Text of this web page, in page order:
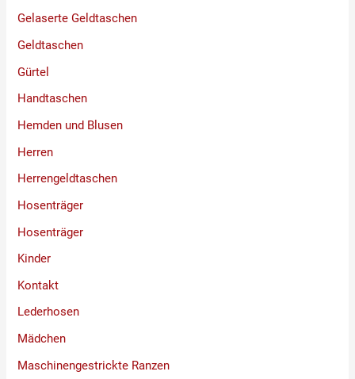
Gelaserte Geldtaschen
Geldtaschen
Gürtel
Handtaschen
Hemden und Blusen
Herren
Herrengeldtaschen
Hosenträger
Hosenträger
Kinder
Kontakt
Lederhosen
Mädchen
Maschinengestrickte Ranzen